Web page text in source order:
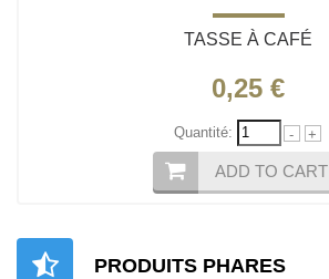
TASSE À CAFÉ
0,25 €
Quantité: - +
ADD TO CART
PRODUITS PHARES